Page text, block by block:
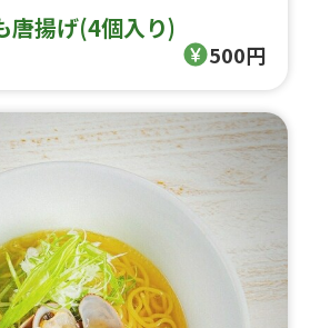
唐揚げ(4個入り)
500円